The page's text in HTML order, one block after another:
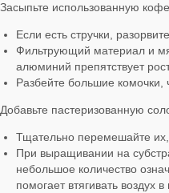
Засыпьте использованную
Если есть стручки,
Фильтрующий материал и
алюминий препятствует
Разбейте большие комочки,
Добавьте пастеризованную
Тщательно перемешайте
При выращивании на
небольшое количество
помогает втягивать воздух